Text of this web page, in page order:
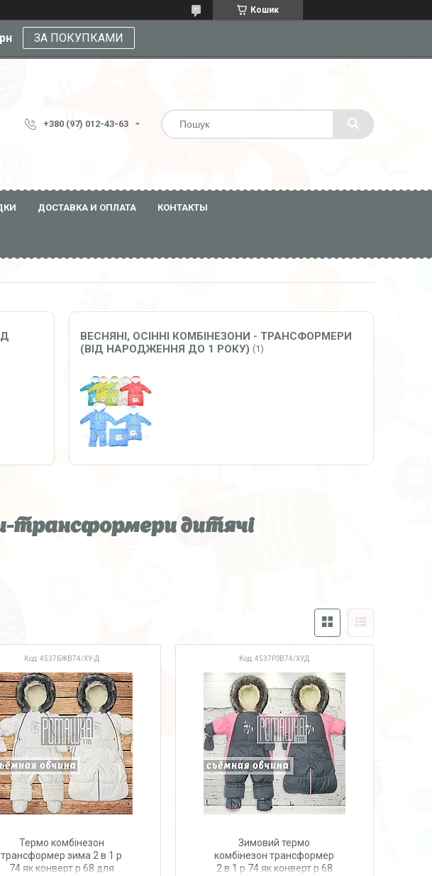
Кошик
ЗА ПОКУПКАМИ
+380 (97) 012-43-63
ДОСТАВКА И ОПЛАТА КОНТАКТЫ
ВЕСНЯНІ, ОСІННІ КОМБІНЕЗОНИ - ТРАНСФОРМЕРИ
(ВІД НАРОДЖЕННЯ ДО 1 РОКУ) 1
трансформери дитячі
4537БЖВ74/ХУ-Д
Термо комбінезон
трансформер зима 2 в 1 р
74 як конверт р 68 для
4537РЗВ74/ХУД
Зимовий термо
комбінезон трансформер
2 в 1 р 74 як конверт р 68